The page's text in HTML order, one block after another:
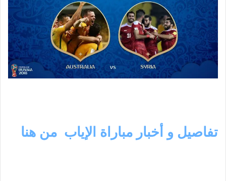
تفاصيل و أخبار مباراة الإياب من هنا